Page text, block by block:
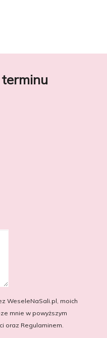
WeseleNaSali.pl, moich
mnie w powyższym
oraz Regulaminem.